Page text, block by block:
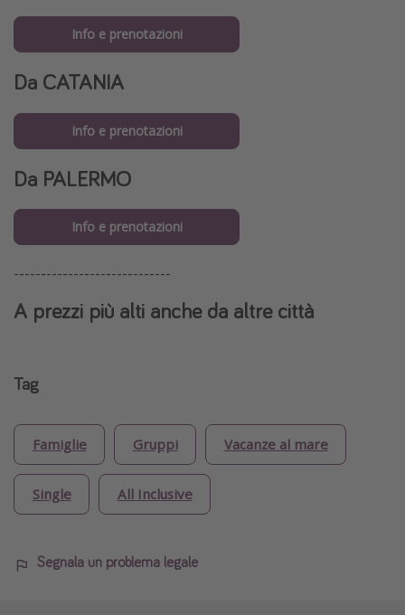
Info e prenotazioni
Da CATANIA
Info e prenotazioni
Da PALERMO
Info e prenotazioni
-----------------------------
A prezzi più alti anche da altre città
Tag
Famiglie Gruppi Vacanze al mare
Single All Inclusive
Segnala un problema legale